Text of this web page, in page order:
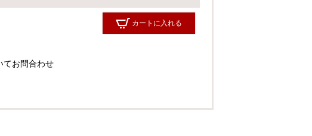
カートに入れる
てお問合わせ